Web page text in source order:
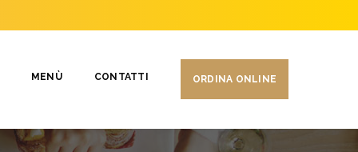
MENÙ CONTATTI ORDINA ONLINE